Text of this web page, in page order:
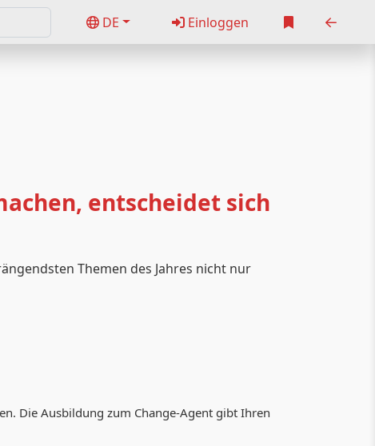
DE Einloggen
entscheidet sich
Themen des Jahres nicht nur
Die Ausbildung zum Change-Agent gibt Ihren